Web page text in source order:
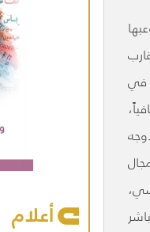
في
أعلام